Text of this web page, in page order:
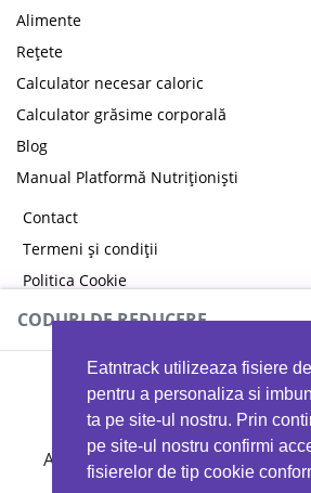
Eatntrack utilizeaza fisiere
pentru a personaliza si
ta pe site-ul nostru. Prin
pe site-ul nostru confirmi
fisierelor de tip cookie
Alimente
Rețete
Calculator necesar caloric
Calculator grăsime corporală
Blog
Manual Platformă Nutriționiști
Contact
Termeni și condiții
Politica Cookie
Politica de confidențialitate
CODURI DE REDUCERE
Ai 40%reducere la orice
EATTRACK